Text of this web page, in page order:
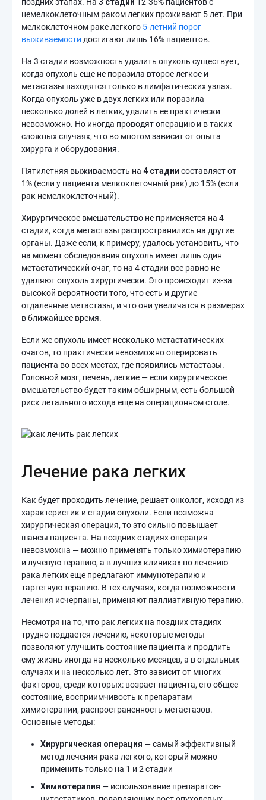
немелкоклеточным раком легких проживают 5 лет. При
мелкоклеточном раке легкого 5-летний порог
выживаемости достигают лишь 16% пациентов.
На 3 стадии возможность удалить опухоль существует,
когда опухоль еще не поразила второе легкое и
метастазы находятся только в лимфатических узлах.
Когда опухоль уже в двух легких или поразила
несколько долей в легких, удалить ее практически
невозможно. Но иногда проводят операцию и в таких
сложных случаях, что во многом зависит от опыта
хирурга и оборудования.
Пятилетняя выживаемость на 4 стадии составляет от
1% (если у пациента мелкоклеточный рак) до 15% (если
рак немелкоклеточный).
Хирургическое вмешательство не применяется на 4
стадии, когда метастазы распространились на другие
органы. Даже если, к примеру, удалось установить, что
на момент обследования опухоль имеет лишь один
метастатический очаг, то на 4 стадии все равно не
удаляют опухоль хирургически. Это происходит из-за
высокой вероятности того, что есть и другие
отдаленные метастазы, и что они увеличатся в размерах
в ближайшее время.
Если же опухоль имеет несколько метастатических
очагов, то практически невозможно оперировать
пациента во всех местах, где появились метастазы.
Головной мозг, печень, легкие — если хирургическое
вмешательство будет таким обширным, есть большой
риск летального исхода еще на операционном столе.
Лечение рака легких
Как будет проходить лечение, решает онколог, исходя из
характеристик и стадии опухоли. Если возможна
хирургическая операция, то это сильно повышает
шансы пациента. На поздних стадиях операция
невозможна — можно применять только химиотерапию
и лучевую терапию, а в лучших клиниках по лечению
рака легких еще предлагают иммунотерапию и
таргетную терапию. В тех случаях, когда возможности
лечения исчерпаны, применяют паллиативную терапию.
Несмотря на то, что рак легких на поздних стадиях
трудно поддается лечению, некоторые методы
позволяют улучшить состояние пациента и продлить
ему жизнь иногда на несколько месяцев, а в отдельных
случаях и на несколько лет. Это зависит от многих
факторов, среди которых: возраст пациента, его общее
состояние, восприимчивость к препаратам
химиотерапии, распространенность метастазов.
Основные методы:
Хирургическая операция — самый эффективный
метод лечения рака легкого, который можно
применить только на 1 и 2 стадии
Химиотерапия — использование препаратов-